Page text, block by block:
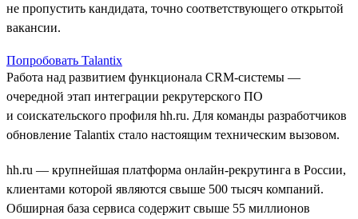
не пропустить кандидата, точно соответствующего открытой
вакансии.
Попробовать Talantix
Работа над развитием функционала CRM-системы —
очередной этап интеграции рекрутерского ПО
и соискательского профиля hh.ru. Для команды разработчиков
обновление Talantix стало настоящим техническим вызовом.
hh.ru — крупнейшая платформа онлайн-рекрутинга в России,
клиентами которой являются свыше 500 тысяч компаний.
Обширная база сервиса содержит свыше 55 миллионов